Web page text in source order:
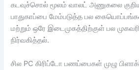
கடவுச்சொல் மூலம் வாலட் அணுகலை
பாதுகாப்பை மேம்படுத்த பல
மற்றும் ஒரே இடைமுகத்திற்குள் பல
நிர்வகித்தல்.
சில PC கிரிப்டோ பணப்பைகள் முழு